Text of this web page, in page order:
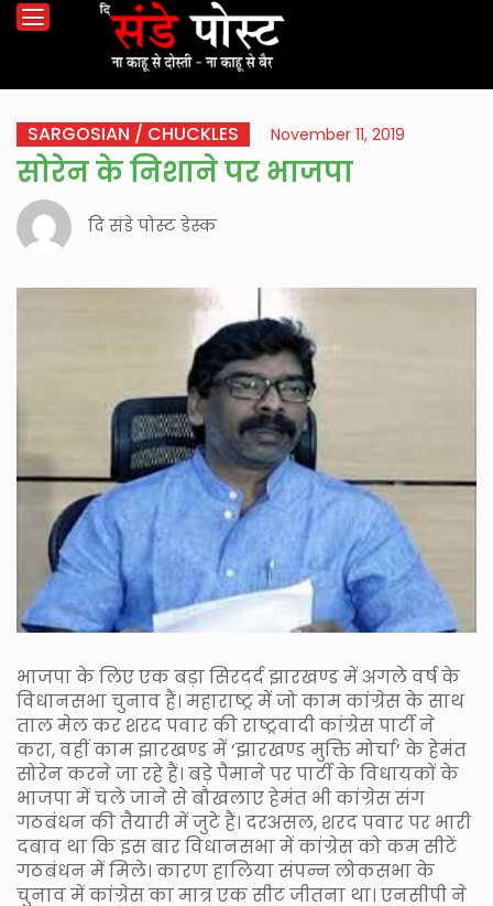
SARGOSIAN / CHUCKLES November 11, 2019
सोरेन के निशाने पर भाजपा
दि संडे पोस्ट डेस्क
भाजपा के लिए एक बड़ा सिरदर्द झारखण्ड में अगले वर्ष के
विधानसभा चुनाव हैं। महाराष्ट्र में जो काम कांग्रेस के साथ
ताल मेल कर शरद पवार की राष्ट्रवादी कांग्रेस पार्टी ने
करा, वहीं काम झारखण्ड में ‘झारखण्ड मुक्ति मोर्चा’ के हेमंत
सोरेन करने जा रहे हैं। बड़े पैमाने पर पार्टी के विधायकों के
भाजपा में चले जाने से बौखलाए हेमंत भी कांग्रेस संग
गठबंधन की तैयारी में जुटे हैं। दरअसल, शरद पवार पर भारी
दबाव था कि इस बार विधानसभा में कांग्रेस को कम सीटें
गठबंधन में मिले। कारण हालिया संपन्न लोकसभा के
चुनाव में कांग्रेस का मात्र एक सीट जीतना था। एनसीपी ने